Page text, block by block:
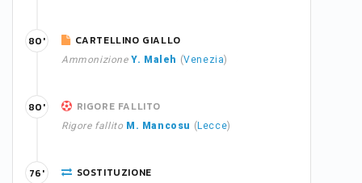
CARTELLINO GIALLO
Ammonizione Y. Maleh (Venezia)
80'
RIGORE FALLITO
Rigore fallito M. Mancosu ( Lecce)
80'
SOSTITUZIONE
76'